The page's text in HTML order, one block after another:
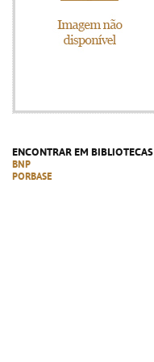
ENCONTRAR EM BIBLIOTECAS
BNP
PORBASE